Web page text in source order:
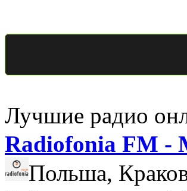
Лучшие радио
Radiofonia FM -
Польша,